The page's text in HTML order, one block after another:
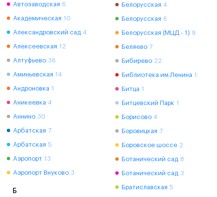
Автозаводская 6
Академическая 10
Александровский сад 4
Алексеевская 12
Алтуфьево 36
Аминьевская 14
Андроновка 1
Аникеевка 4
Аннино 30
Арбатская 7
Арбатская 5
Аэропорт 13
Аэропорт Внуково 3
Б
Белорусская 4
Белорусская 6
Белорусская (МЦД - 1) 9
Беляево 7
Бибирево 22
Библиотека им.Ленина 1
Битца 1
Битцевский Парк 1
Борисово 4
Боровицкая 7
Боровское шоссе 2
Ботанический сад 8
Ботанический сад 3
Братиславская 5